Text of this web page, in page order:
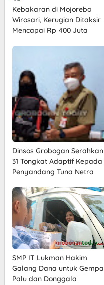
Kebakaran di Mojorebo
Wirosari, Kerugian Ditaksir
Mencapai Rp 400 Juta
Dinsos Grobogan Serahkan
31 Tongkat Adaptif Kepada
Penyandang Tuna Netra
SMP IT Lukman Hakim
Galang Dana untuk Gempa
Palu dan Donggala